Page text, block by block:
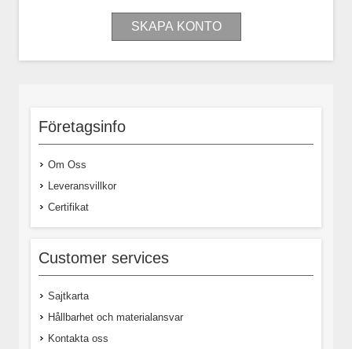
Företagsinfo
Om Oss
Leveransvillkor
Certifikat
Customer services
Sajtkarta
Hållbarhet och materialansvar
Kontakta oss